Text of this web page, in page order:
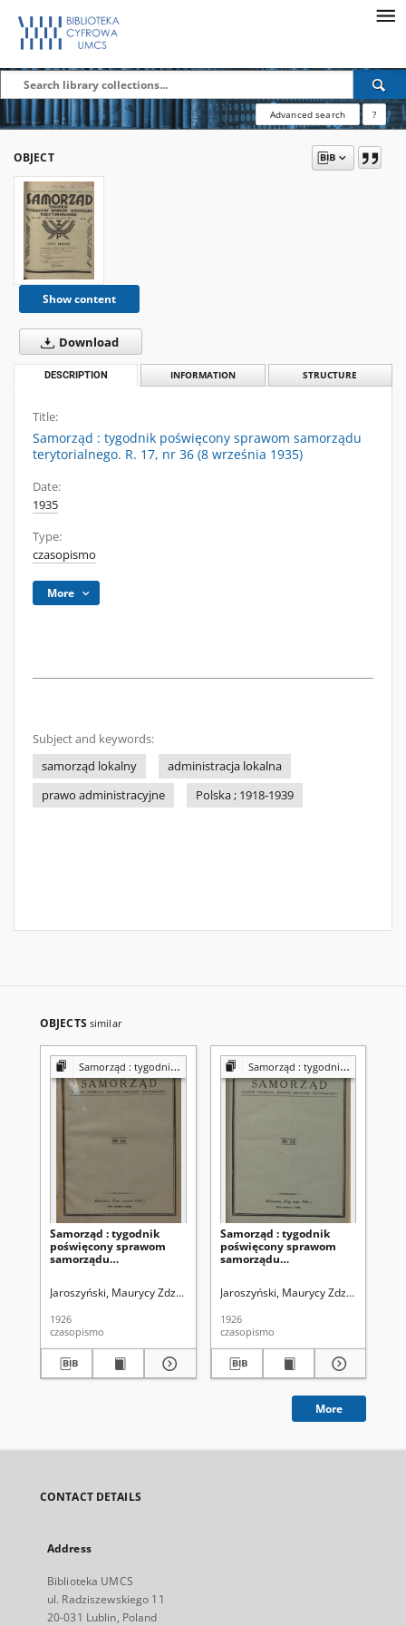
Advanced search ?
OBJECT
Show content
Download
DESCRIPTION INFORMATION STRUCTURE
Title:
Samorząd : tygodnik poświęcony sprawom samorządu
terytorialnego. R. 17, nr 36 (8 września 1935)
Date:
1935
Type:
czasopismo
More
Subject and keywords:
samorząd lokalny
administracja lokalna
prawo administracyjne
Polska ; 1918-1939
OBJECTS similar
Samorząd : tygodnik Związku Sejmików Pow. Rz. Polskiej
Samorząd : tygodnik
poświęcony sprawom
samorządu
Jaroszyński, Maurycy Zdzisław. Redaktor Zrzeszenie Samorządów
1926
czasopismo
Samorząd : tygodnik Związku Sejmików Pow. Rz. Polskiej
Samorząd : tygodnik
poświęcony sprawom
samorządu
Jaroszyński, Maurycy Zdzisław.
1926
czasopismo
More
CONTACT DETAILS
Address
Biblioteka UMCS
ul. Radziszewskiego 11
20-031 Lublin, Poland